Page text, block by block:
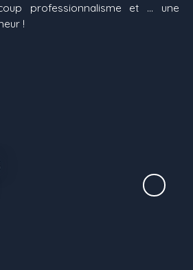
professionnalisme et ... une
!